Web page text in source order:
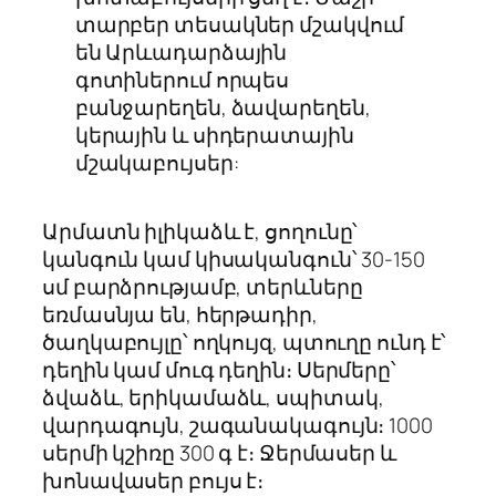
տարբեր տեսակներ մշակվում
են Արևադարձային
գոտիներում որպես
բանջարեղեն, ձավարեղեն,
կերային և սիդերատային
մշակաբույսեր:
Արմատն իլիկաձև է, ցողունը՝
կանգուն կամ կիսականգուն՝ 30-150
սմ բարձրությամբ, տերևները
եռմասնյա են, հերթադիր,
ծաղկաբույլը՝ ողկույզ, պտուղը ունդ է՝
դեղին կամ մուգ դեղին։ Սերմերը՝
ձվաձև, երիկամաձև, սպիտակ,
վարդագույն, շագանակագույն։ 1000
սերմի կշիռը 300 գ է։ Ջերմասեր և
խոնավասեր բույս է։